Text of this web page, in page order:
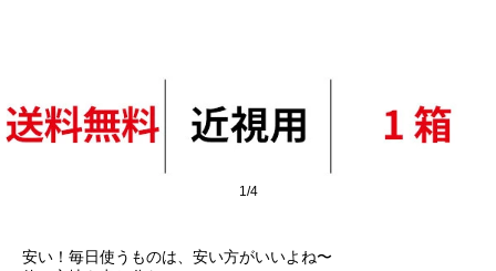
1/4
安い！毎日使うものは、安い方がいいよね〜